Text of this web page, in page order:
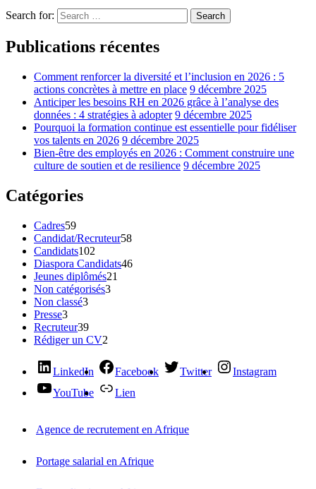
Search for: Search
Publications récentes
Comment renforcer la diversité et l’inclusion en 2026 : 5
actions concrètes à mettre en place 9 décembre 2025
Anticiper les besoins RH en 2026 grâce à l’analyse des
données : 4 stratégies à adopter 9 décembre 2025
Pourquoi la formation continue est essentielle pour fidéliser
vos talents en 2026 9 décembre 2025
Bien-être des employés en 2026 : Comment construire une
culture de soutien et de resilience 9 décembre 2025
Catégories
Cadres59
Candidat/Recruteur58
Candidats102
Diaspora Candidats46
Jeunes diplômés21
Non catégorisés3
Non classé3
Presse3
Recruteur39
Rédiger un CV2
LinkedIn Facebook Twitter
Instagram
YouTube
Lien
Agence de recrutement en Afrique
Portage salarial en Afrique